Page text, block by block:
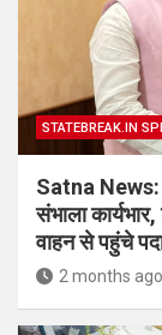
STATEBREAK.IN
Satna News:
संभाला
वाहन से पहुंचे
2 months ago